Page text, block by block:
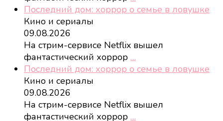
Последний дом: хоррор о семье в ловушке
Кино и сериалы
09.08.2026
На стрим-сервисе Netflix вышел
фантастический хоррор …
Последний дом: хоррор о семье в ловушке
Кино и сериалы
09.08.2026
На стрим-сервисе Netflix вышел
фантастический хоррор …